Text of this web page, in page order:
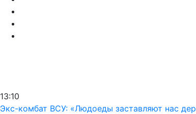
13:10
Экс-комбат ВСУ: «Людоеды заставляют нас